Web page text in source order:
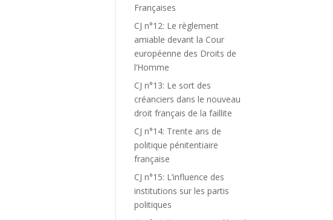
Françaises
CJ n°12: Le règlement
amiable devant la Cour
européenne des Droits de
l’Homme
CJ n°13: Le sort des
créanciers dans le nouveau
droit français de la faillite
CJ n°14: Trente ans de
politique pénitentiaire
française
CJ n°15: L’influence des
institutions sur les partis
politiques